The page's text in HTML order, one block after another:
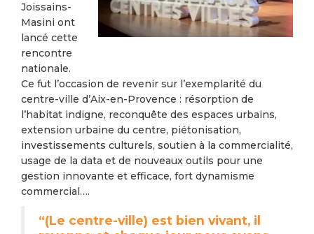
Joissains-
Masini ont
lancé cette
rencontre
nationale.
Ce fut l’occasion de revenir sur l’exemplarité du
centre-ville d’Aix-en-Provence : résorption de
l’habitat indigne, reconquête des espaces urbains,
extension urbaine du centre, piétonisation,
investissements culturels, soutien à la commercialité,
usage de la data et de nouveaux outils pour une
gestion innovante et efficace, fort dynamisme
commercial….
“(Le centre-ville) est bien vivant, il